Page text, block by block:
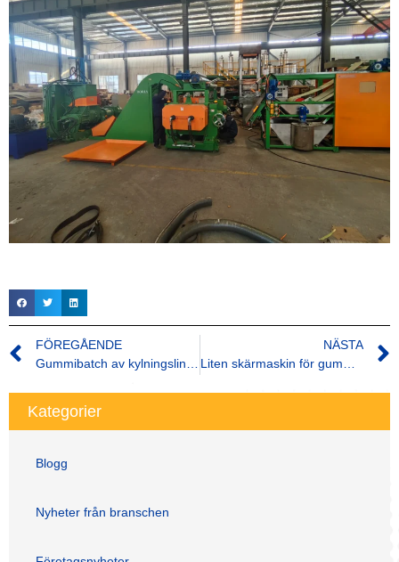
Kategorier
Blogg
Nyheter från branschen
FÖREGÅENDE
NÄSTA